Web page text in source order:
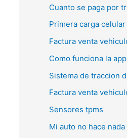
Cuanto se paga por
Primera carga
Factura venta
Como funciona la
Sistema de traccion
Factura venta
Sensores tpms
Mi auto no hace